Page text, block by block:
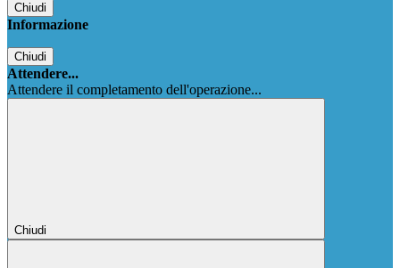
Chiudi
Informazione
Chiudi
Attendere...
Attendere il completamento dell'operazione...
Chiudi